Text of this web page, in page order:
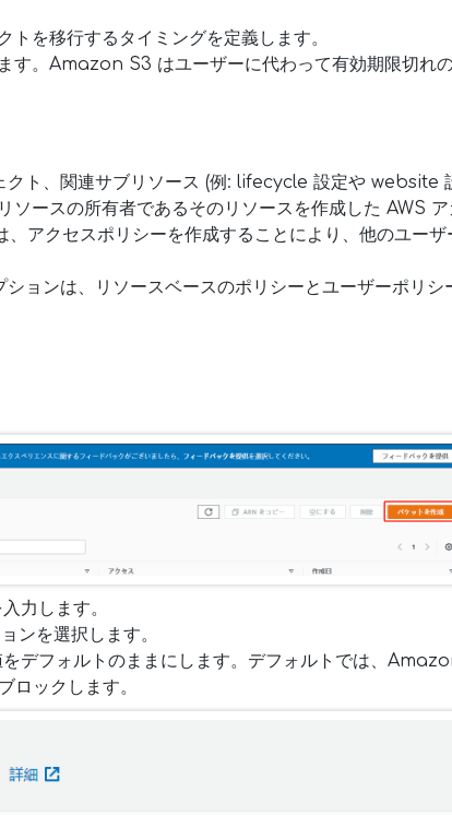
を移行するタイミングを定義します。
す。Amazon S3 はユーザーに代わって有効期限切れ
ト、関連サブリソース (例: lifecycle 設定や website
ソースの所有者であるそのリソースを作成した AWS ア
アクセスポリシーを作成することにより、他のユーザ
ョンは、リソースベースのポリシーとユーザーポリシ
力します。
ンを選択します。
デフォルトのままにします。デフォルトでは、
ロックします。